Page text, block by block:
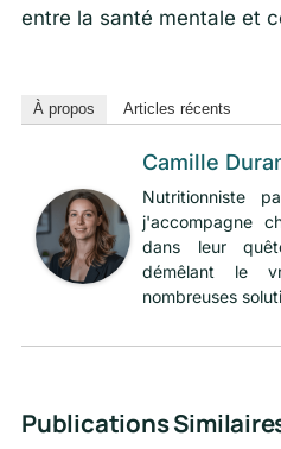
entre la santé mentale et
À propos Articles récents
Camille
Nutritionniste
j'accompagne
dans leur
démêlant le
nombreuses
Publications